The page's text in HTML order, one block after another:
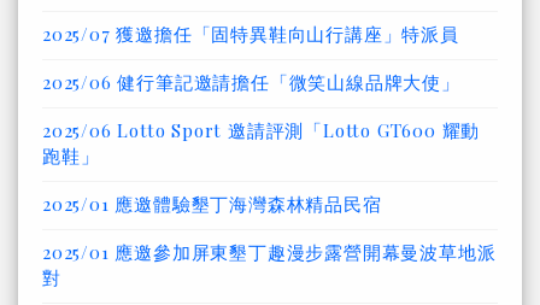
2025/07 獲邀擔任「固特異鞋向山行講座」特派員
2025/06 健行筆記邀請擔任「微笑山線品牌大使」
2025/06 Lotto Sport 邀請評測「Lotto GT600 耀動
跑鞋」
2025/01 應邀體驗墾丁海灣森林精品民宿
2025/01 應邀參加屏東墾丁趣漫步露營開幕曼波草地派
對